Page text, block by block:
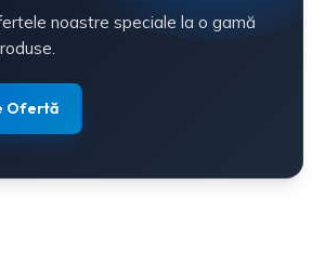
noastre speciale la o gamă
Ofertă